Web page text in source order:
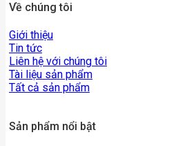
Về chúng tôi
Giới thiệu
Tin tức
Liên hệ với chúng tôi
Tài liệu sản phẩm
Tất cả sản phẩm
Sản phẩm nổi bật